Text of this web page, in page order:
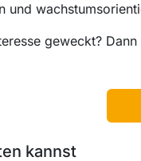
und
geweckt?
kannst